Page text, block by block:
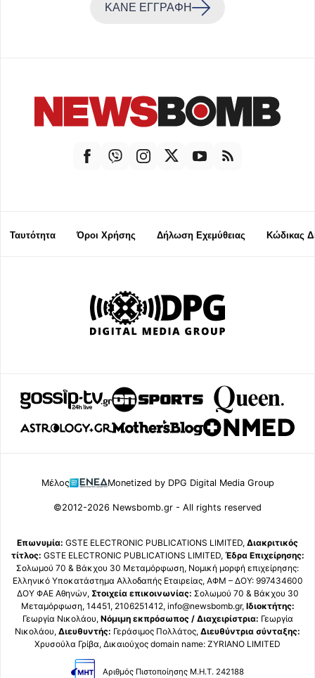
ΚΑΝΕ ΕΓΓΡΑΦΗ
Ταυτότητα Όροι Χρήσης Δήλωση Εχεμύθειας Κώδικας
Μέλος Monetized by DPG Digital Media Group
©2012-2026 Newsbomb.gr - All rights reserved
Επωνυμία: GSTE ELECTRONIC PUBLICATIONS LIMITED, Διακριτικός
τίτλος: GSTE ELECTRONIC PUBLICATIONS LIMITED, Έδρα Επιχείρησης:
Σολωμού 70 & Βάκχου 30 Μεταμόρφωση, Νομική μορφή επιχείρησης:
Ελληνικό Υποκατάστημα Αλλοδαπής Εταιρείας, ΑΦΜ – ΔΟΥ: 997434600
ΔΟΥ ΦΑΕ Αθηνών, Στοιχεία επικοινωνίας: Σολωμού 70 & Βάκχου 30
Μεταμόρφωση, 14451, 2106251412, info@newsbomb.gr, Ιδιοκτήτης:
Γεωργία Νικολάου, Νόμιμη εκπρόσωπος / Διαχειρίστρια: Γεωργία
Νικολάου, Διευθυντής: Γεράσιμος Πολλάτος, Διευθύντρια σύνταξης:
Χρυσούλα Γρίβα, Δικαιούχος domain name: ZYRIANO LIMITED
Αριθμός Πιστοποίησης Μ.Η.Τ. 242188